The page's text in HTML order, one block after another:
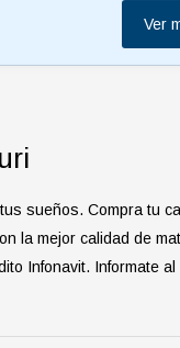
Ver
sueños. Compra tu
la mejor calidad de
Infonavit. Informate